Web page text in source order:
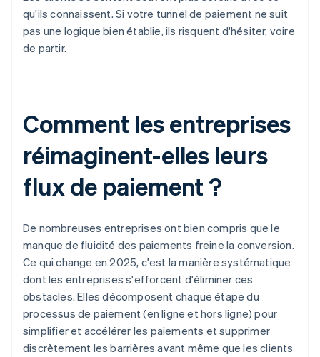
qu’ils connaissent. Si votre tunnel de paiement ne suit
pas une logique bien établie, ils risquent d'hésiter, voire
de partir.
Comment les entreprises
réimaginent-elles leurs
flux de paiement ?
De nombreuses entreprises ont bien compris que le
manque de fluidité des paiements freine la conversion.
Ce qui change en 2025, c'est la manière systématique
dont les entreprises s'efforcent d'éliminer ces
obstacles. Elles décomposent chaque étape du
processus de paiement (en ligne et hors ligne) pour
simplifier et accélérer les paiements et supprimer
discrètement les barrières avant même que les clients